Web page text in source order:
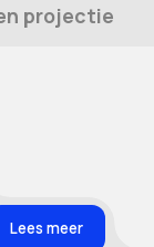
projectie
Lees meer